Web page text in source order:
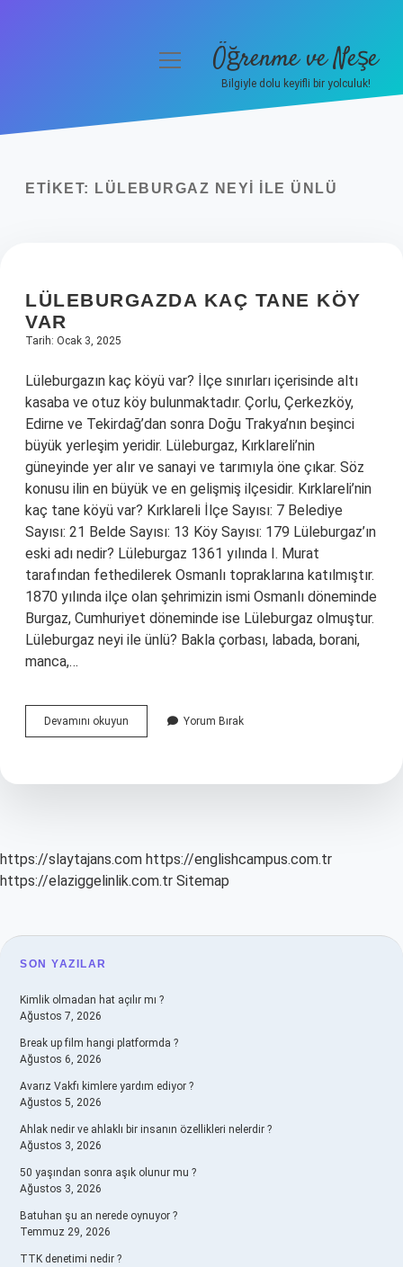
Yasal Uyarı
menüyüÖğrenme ve Neşe
Bilgiyle dolu keyifli bir yolculuk!
ETIKET: LÜLEBURGAZ NEYI ILE ÜNLÜ
LÜLEBURGAZDA KAÇ TANE KÖY
VAR
Tarih: Ocak 3, 2025
Lüleburgazın kaç köyü var? İlçe sınırları içerisinde altı
kasaba ve otuz köy bulunmaktadır. Çorlu, Çerkezköy,
Edirne ve Tekirdağ’dan sonra Doğu Trakya’nın beşinci
büyük yerleşim yeridir. Lüleburgaz, Kırklareli’nin
güneyinde yer alır ve sanayi ve tarımıyla öne çıkar. Söz
konusu ilin en büyük ve en gelişmiş ilçesidir. Kırklareli’nin
kaç tane köyü var? Kırklareli İlçe Sayısı: 7 Belediye
Sayısı: 21 Belde Sayısı: 13 Köy Sayısı: 179 Lüleburgaz’ın
eski adı nedir? Lüleburgaz 1361 yılında I. Murat
tarafından fethedilerek Osmanlı topraklarına katılmıştır.
1870 yılında ilçe olan şehrimizin ismi Osmanlı döneminde
Burgaz, Cumhuriyet döneminde ise Lüleburgaz olmuştur.
Lüleburgaz neyi ile ünlü? Bakla çorbası, labada, borani,
manca,…
Devamını okuyun Lüleburgazda
Kaç
Var
Yorum Bırak
https://slaytajans.com https://englishcampus.com.tr
https://elaziggelinlik.com.tr Sitemap
SIDEBAR
SON YAZILAR
Kimlik olmadan hat açılır mı ?
Ağustos 7, 2026
Break up film hangi platformda ?
Ağustos 6, 2026
Avarız Vakfı kimlere yardım ediyor ?
Ağustos 5, 2026
Ahlak nedir ve ahlaklı bir insanın özellikleri nelerdir ?
Ağustos 3, 2026
50 yaşından sonra aşık olunur mu ?
Ağustos 3, 2026
Batuhan şu an nerede oynuyor ?
Temmuz 29, 2026
TTK denetimi nedir ?